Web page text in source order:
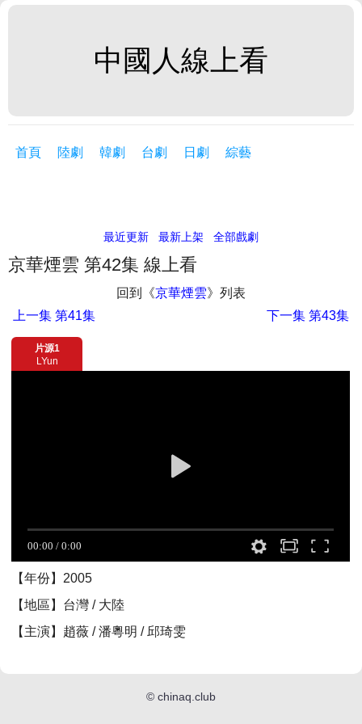
中國人線上看
首頁 陸劇 韓劇 台劇 日劇 綜藝
最近更新 最新上架 全部戲劇
京華煙雲 第42集 線上看
回到《京華煙雲》列表
上一集 第41集 下一集第43集
片源1
LYun
【年份】2005
【地區】台灣 / 大陸
【主演】趙薇 / 潘粵明 / 邱琦雯
© chinaq.club